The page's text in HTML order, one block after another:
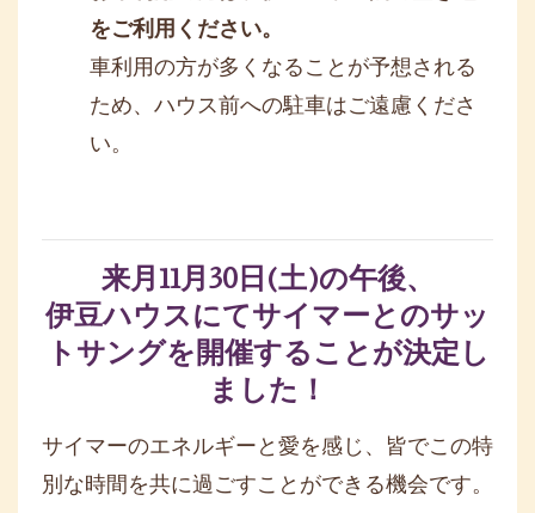
をご利用ください。
車利用の方が多くなることが予想される
ため、 ハウス前への駐車はご遠慮くださ
い。
来月11月30日(土)の午後、
伊豆ハウスにてサイマーとのサッ
トサングを開催することが決定し
ました！
サイマーのエネルギーと愛を感じ、 皆でこの特
別な時間を共に過ごすことができる機会です。